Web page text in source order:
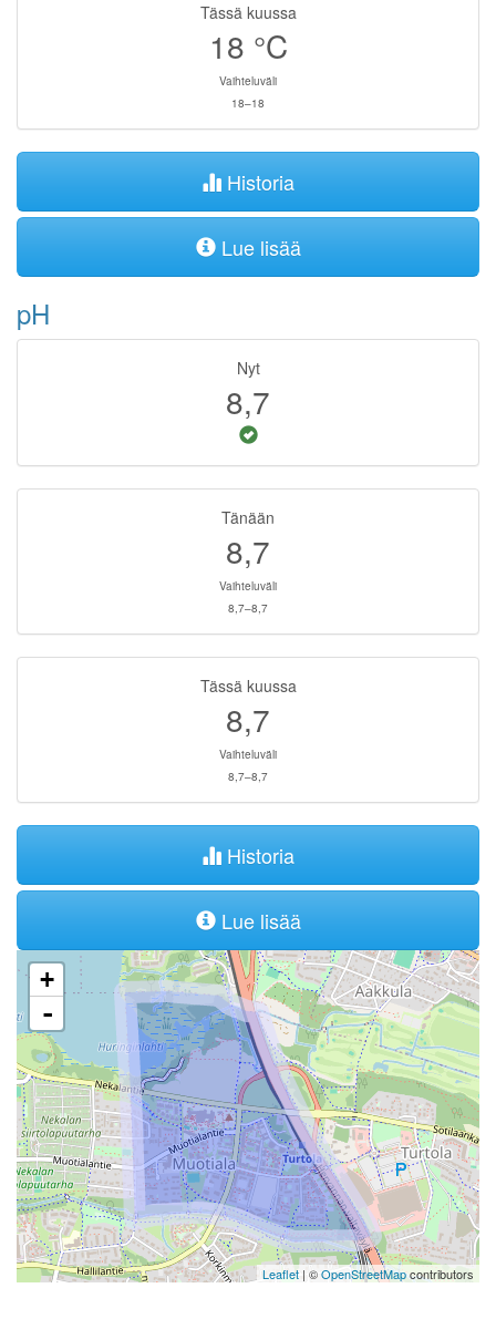
Tässä kuussa
18 °C
Vaihteluväli
18–18
Historia
Lue lisää
pH
Nyt
8,7
Tänään
8,7
Vaihteluväli
8,7–8,7
Tässä kuussa
8,7
Vaihteluväli
8,7–8,7
Historia
Lue lisää
+
-
Leaflet | ©OpenStreetMapcontributors